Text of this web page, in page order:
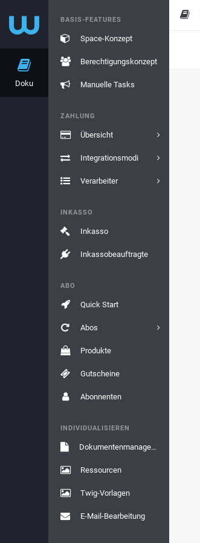
Doku
BASIS-FEATURES
Space-Konzept
Berechtigungskonzept
Manuelle Tasks
ZAHLUNG
Übersicht
Integrationsmodi
Verarbeiter
INKASSO
Inkasso
Inkassobeauftragte
ABO
Quick Start
Abos
Produkte
Gutscheine
Abonnenten
INDIVIDUALISIEREN
Dokumentenmanagement
Ressourcen
Twig-Vorlagen
E-Mail-Bearbeitung